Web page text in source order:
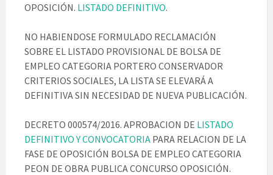
OPOSICIÓN. LISTADO DEFINITIVO.
NO HABIENDOSE FORMULADO RECLAMACIÓN
SOBRE EL LISTADO PROVISIONAL DE BOLSA DE
EMPLEO CATEGORIA PORTERO CONSERVADOR
CRITERIOS SOCIALES, LA LISTA SE ELEVARÁ A
DEFINITIVA SIN NECESIDAD DE NUEVA PUBLICACIÓN.
DECRETO 000574/2016. APROBACION DE LISTADO
DEFINITIVO Y CONVOCATORIA PARA RELACION DE LA
FASE DE OPOSICIÓN BOLSA DE EMPLEO CATEGORIA
PEON DE OBRA PUBLICA CONCURSO OPOSICIÓN.